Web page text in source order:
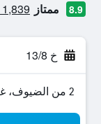
8.9 ممتاز 1,839 من التقييمات تم التحقق منها
خ 13/8
2 من الضيوف، غرفة واحدة